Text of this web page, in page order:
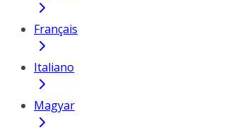
Français
Italiano
Magyar